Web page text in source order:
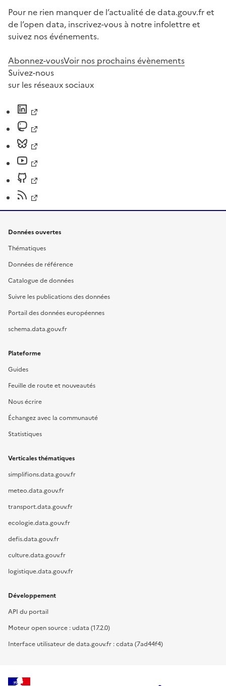
Pour ne rien manquer de l’actualité de data.gouv.fr et
de l’open data, inscrivez-vous à notre infolettre et
suivez nos événements.
Abonnez-vousVoir nos prochains évènements
Suivez-nous
sur les réseaux sociaux
Données ouvertes
Thématiques
Données de référence
Catalogue de données
Suivre les publications des données
Portail des données européennes
schema.data.gouv.fr
Plateforme
Guides
Feuille de route et nouveautés
Nous écrire
Échangez avec la communauté
Statistiques
Verticales thématiques
simplifions.data.gouv.fr
meteo.data.gouv.fr
transport.data.gouv.fr
ecologie.data.gouv.fr
defis.data.gouv.fr
culture.data.gouv.fr
logistique.data.gouv.fr
Développement
API du portail
Moteur open source : udata (17.2.0)
Interface utilisateur de data.gouv.fr : cdata (7ad44f4)